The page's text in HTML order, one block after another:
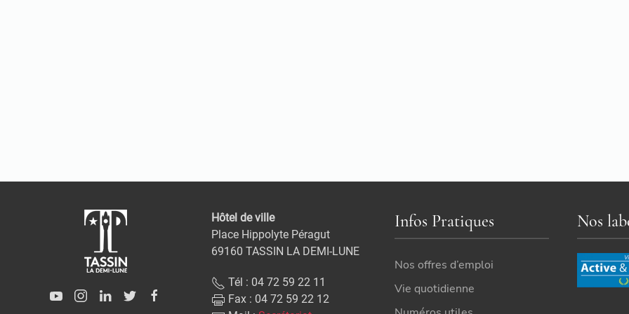
Hôtel de ville
Place Hippolyte Péragut
69160 TASSIN LA DEMI-LUNE
Tél : 04 72 59 22 11
Fax : 04 72 59 22 12
Infos Pratiques
Nos offres d’emploi
Vie quotidienne
Nos